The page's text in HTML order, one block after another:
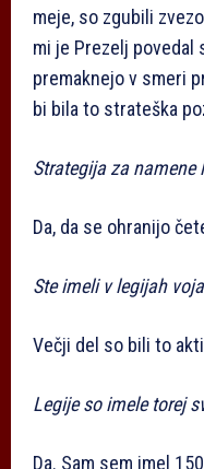
meje, so zgubili
mi je Prezelj povedal
premaknejo v smeri
bi bila to strateška
Strategija za namene
Da, da se ohranijo
Ste imeli v legijah
Večji del so bili to
Legije so imele torej
Da. Sam sem imel